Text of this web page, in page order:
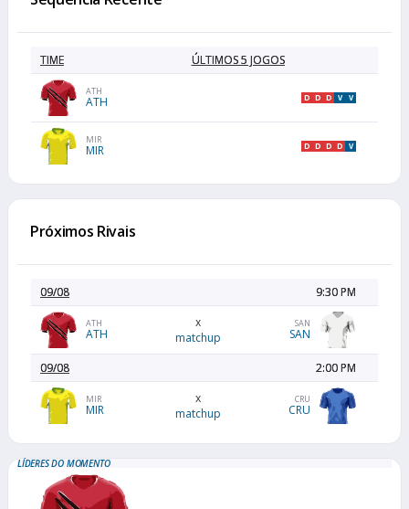
TIME ÚLTIMOS 5 JOGOS
ATH
ATH D D D V V
MIR
MIR D D D D V
Próximos Rivais
09/08 9:30 PM
ATH
ATH
x
matchup
SAN
SAN
09/08 2:00 PM
MIR
MIR
x
matchup
CRU
CRU
LÍDERES DO MOMENTO